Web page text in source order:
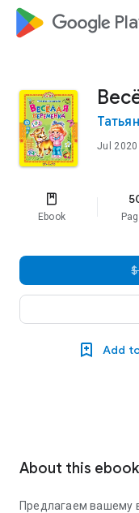
google_logo
Jul 2020
Ebook
Add
About this ebook
Предлагаем вашему